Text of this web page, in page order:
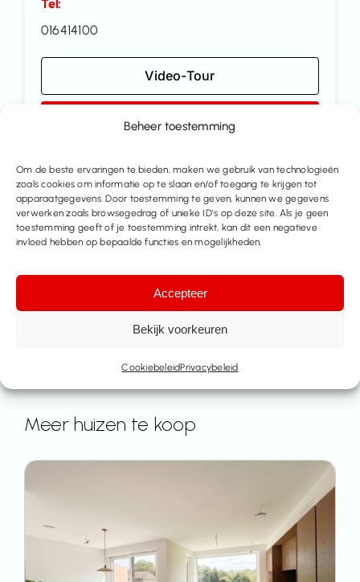
Beheer toestemming
Om de beste ervaringen te bieden, maken we gebruik van technologieën
zoals cookies om informatie op te slaan en/of toegang te krijgen tot
apparaatgegevens. Door toestemming te geven, kunnen we gegevens
verwerken zoals browsegedrag of unieke ID's op deze site. Als je geen
toestemming geeft of je toestemming intrekt, kan dit een negatieve
invloed hebben op bepaalde functies en mogelijkheden.
Accepteer
Bekijk voorkeuren
CookiebeleidPrivacybeleid
Tel:
016414100
Video-Tour
Maak een afspraak
Contacteer ons
Deel dit pand
Meer huizen te koop